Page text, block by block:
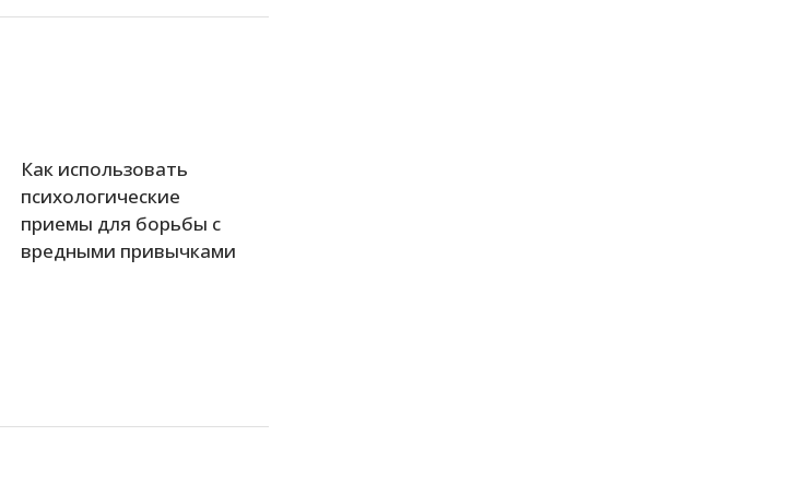
Как использовать
психологические
приемы для борьбы с
вредными привычками